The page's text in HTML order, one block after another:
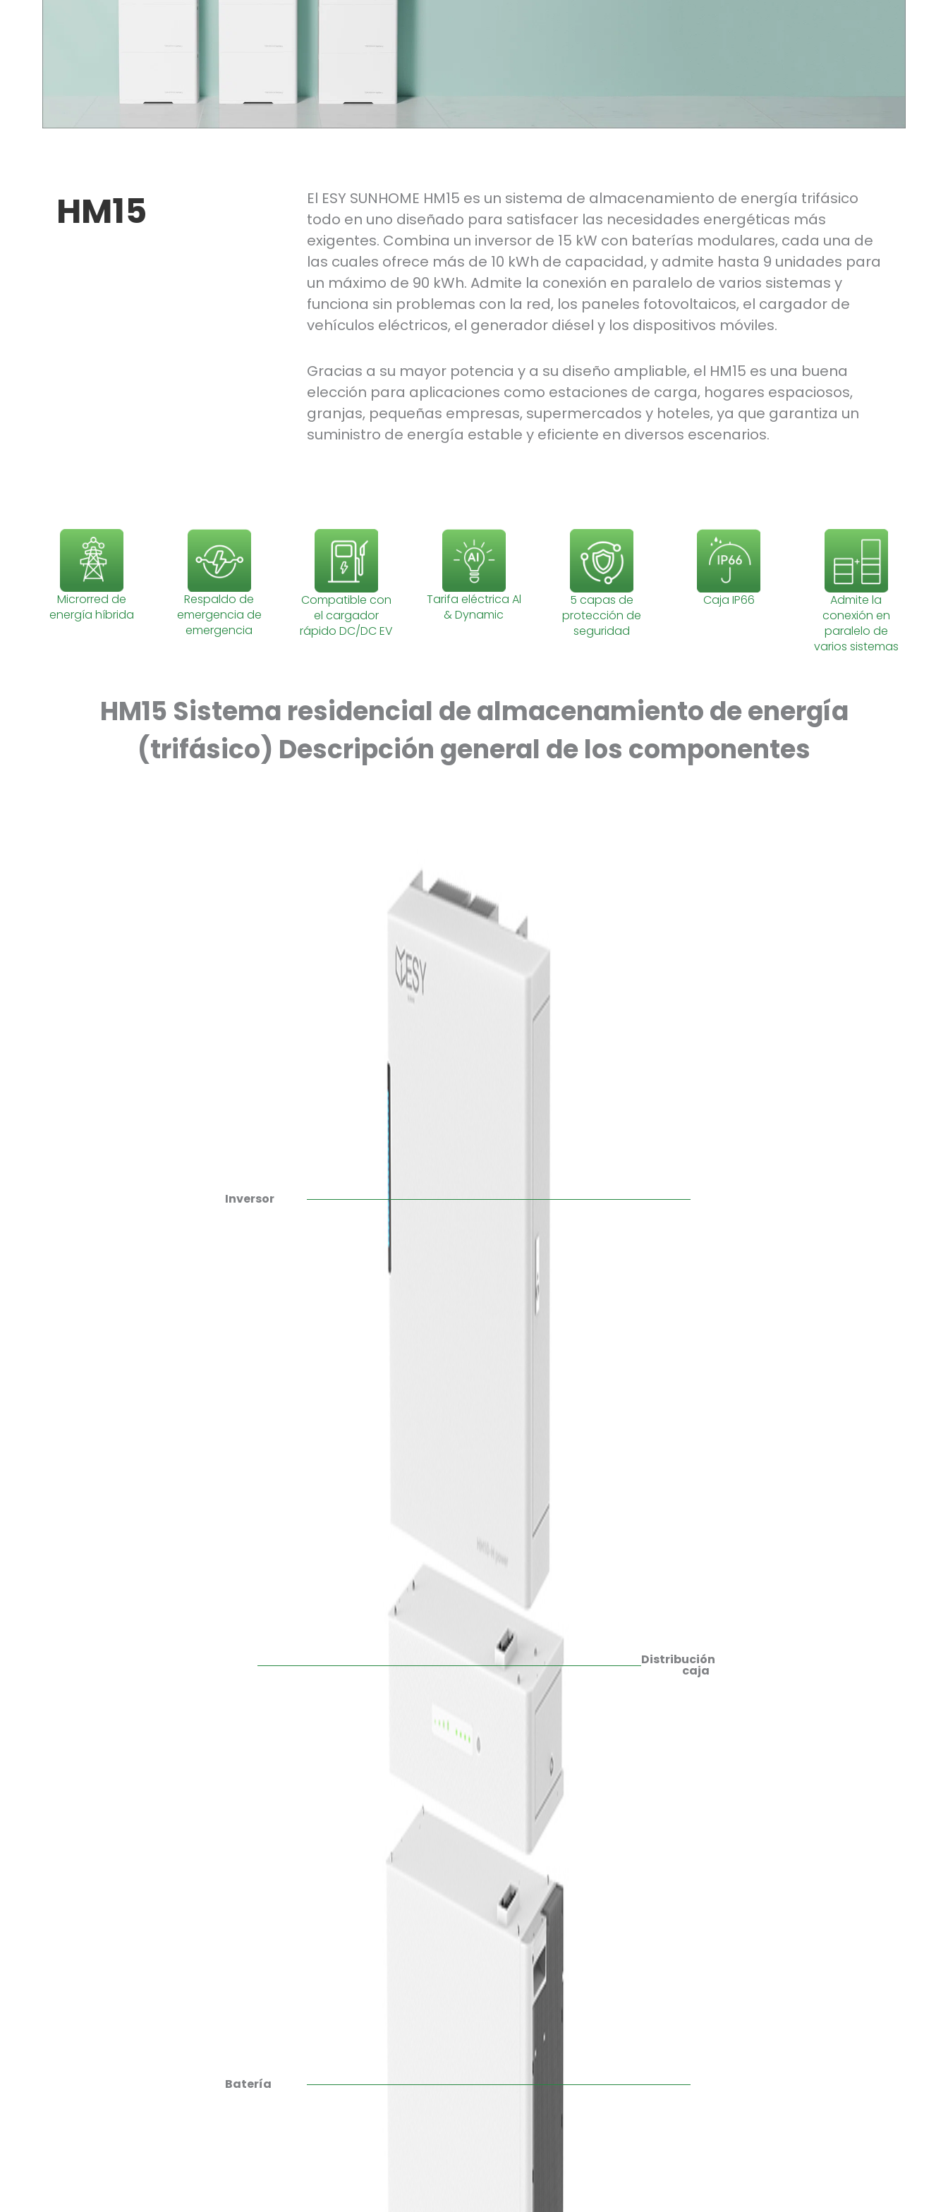
HM15
El ESY SUNHOME HM15 es un sistema de almacenamiento de energía trifásico
todo en uno diseñado para satisfacer las necesidades energéticas más
exigentes. Combina un inversor de 15 kW con baterías modulares, cada una de
las cuales ofrece más de 10 kWh de capacidad, y admite hasta 9 unidades para
un máximo de 90 kWh. Admite la conexión en paralelo de varios sistemas y
funciona sin problemas con la red, los paneles fotovoltaicos, el cargador de
vehículos eléctricos, el generador diésel y los dispositivos móviles.
Gracias a su mayor potencia y a su diseño ampliable, el HM15 es una buena
elección para aplicaciones como estaciones de carga, hogares espaciosos,
granjas, pequeñas empresas, supermercados y hoteles, ya que garantiza un
suministro de energía estable y eficiente en diversos escenarios.
Microrred de
energía híbrida
Respaldo de
emergencia de
emergencia
Compatible con
el cargador
rápido DC/DC EV
Tarifa eléctrica Al
& Dynamic
5 capas de
protección de
seguridad
Caja IP66
Admite la
conexión en
paralelo de
varios sistemas
HM15 Sistema residencial de almacenamiento de energía
(trifásico) Descripción general de los componentes
Inversor
Distribución
caja
Batería